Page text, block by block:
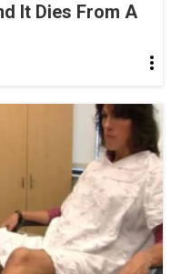
It Dies From A